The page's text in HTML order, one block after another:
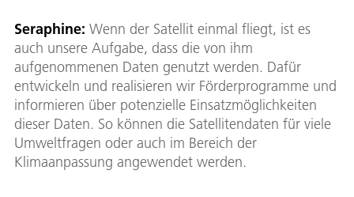
Seraphine: Wenn der Satellit einmal fliegt, ist es
auch unsere Aufgabe, dass die von ihm
aufgenommenen Daten genutzt werden. Dafür
entwickeln und realisieren wir Förderprogramme und
informieren über potenzielle Einsatzmöglichkeiten
dieser Daten. So können die Satellitendaten für viele
Umweltfragen oder auch im Bereich der
Klimaanpassung angewendet werden.